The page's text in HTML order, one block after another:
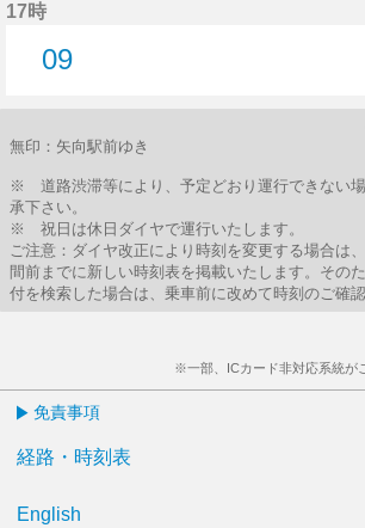
17時
09
無印：矢向駅前ゆき
※ 道路渋滞等により、予定どおり運行できない
承下さい。
※ 祝日は休日ダイヤで運行いたします。
ご注意：ダイヤ改正により時刻を変更する場合は
間前までに新しい時刻表を掲載いたします。その
付を検索した場合は、乗車前に改めて時刻のご確
※一部、ICカード非対応系統が
免責事項
経路・時刻表
English